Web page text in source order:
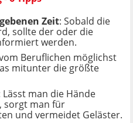
Zeit: Sobald die
sollte der oder die
werden.
Beruflichen möglichst
mitunter die größte
Lässt man die Hände
sorgt man für
und vermeidet Geläster.